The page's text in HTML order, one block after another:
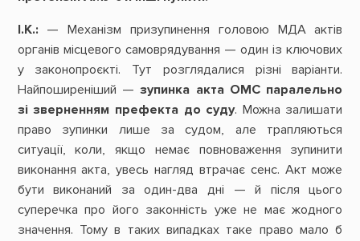
І.К.: — Механізм призупинення головою МДА актів
органів місцевого самоврядування — один із ключових
у законопроєкті. Тут розглядалися різні варіанти.
Найпоширеніший —зупинка акта ОМС паралельно
зі зверненням префекта до суду. Можна залишати
право зупинки лише за судом, але трапляються
ситуації, коли, якщо немає повноваження зупинити
виконання акта, увесь нагляд втрачає сенс. Акт може
бути виконаний за один-два дні — й після цього
суперечка про його законність уже не має жодного
значення. Тому в таких випадках таке право мало б